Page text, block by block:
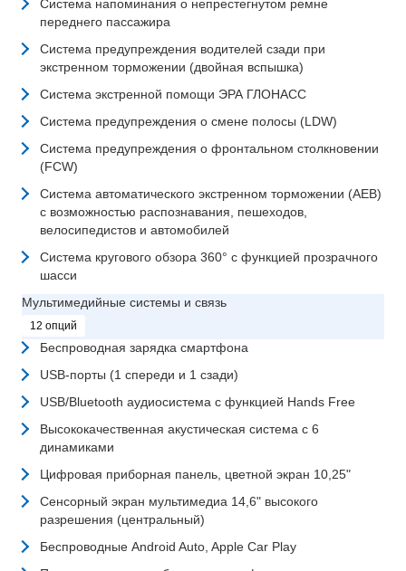
Система напоминания о непрестегнутом ремне
переднего пассажира
Система предупреждения водителей сзади при
экстренном торможении (двойная вспышка)
Система экстренной помощи ЭРА ГЛОНАСС
Система предупреждения о смене полосы (LDW)
Система предупреждения о фронтальном столкновении
(FCW)
Система автоматического экстренном торможении (АЕВ)
с возможностью распознавания, пешеходов,
велосипедистов и автомобилей
Система кругового обзора 360° с функцией прозрачного
шасси
Мультимедийные системы и связь
12 опций
Беспроводная зарядка смартфона
USB-порты (1 спереди и 1 сзади)
USB/Bluetooth аудиосистема с функцией Hands Free
Высококачественная акустическая система с 6
динамиками
Цифровая приборная панель, цветной экран 10,25"
Сенсорный экран мультимедиа 14,6" высокого
разрешения (центральный)
Беспроводные Android Auto, Apple Car Play